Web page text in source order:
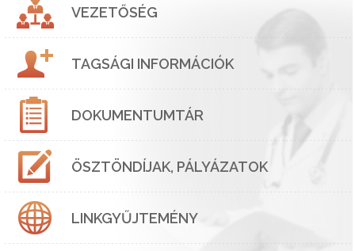
VEZETŐSÉG
TAGSÁGI INFORMÁCIÓK
DOKUMENTUMTÁR
ÖSZTÖNDÍJAK, PÁLYÁZATOK
LINKGYŰJTEMÉNY